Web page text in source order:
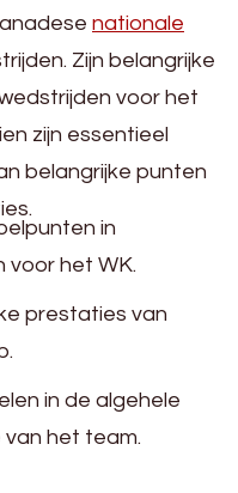
nationale
Zijn belangrijke
voor het
zijn essentieel
belangrijke punten
in
voor het WK.
prestaties van
in de algehele
het team.